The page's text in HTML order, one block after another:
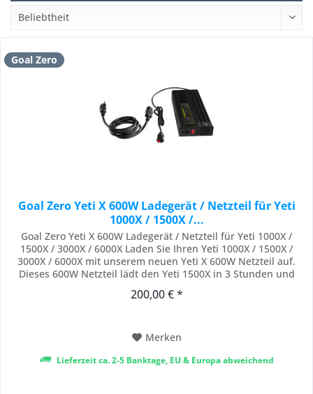
Goal Zero
Goal Zero Yeti X 600W Ladegerät / Netzteil für Yeti
1000X / 1500X /...
Goal Zero Yeti X 600W Ladegerät / Netzteil für Yeti 1000X /
1500X / 3000X / 6000X Laden Sie Ihren Yeti 1000X / 1500X /
3000X / 6000X mit unserem neuen Yeti X 600W Netzteil auf.
Dieses 600W Netzteil lädt den Yeti 1500X in 3 Stunden und
Power in einem Bruchteil der Zeit erreichen. Das 600W-
200,00 € *
Merken
Lieferzeit ca. 2-5 Banktage, EU & Europa abweichend